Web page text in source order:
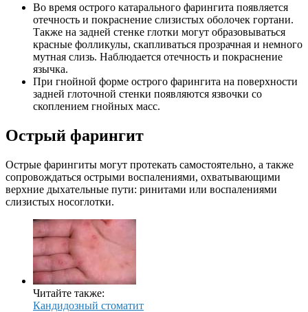
Во время острого катарального фарингита появляется
отечность и покраснение слизистых оболочек гортани.
Также на задней стенке глотки могут образовываться
красные фолликулы, скапливаться прозрачная и немного
мутная слизь. Наблюдается отечность и покраснение
язычка.
При гнойной форме острого фарингита на поверхности
задней глоточной стенки появляются язвочки со
скоплением гнойных масс.
Острый фарингит
Острые фарингиты могут протекать самостоятельно, а также
сопровождаться острыми воспалениями, охватывающими
верхние дыхательные пути: ринитами или воспалениями
слизистых носоглотки.
Читайте также:
Кандидозный стоматит